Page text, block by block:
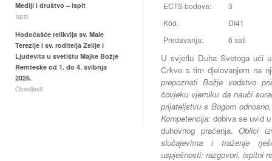
ECTS bodova:
3
Kôd:
DI41
Predavanja:
6 sati
U svjetlu Duha Svetoga ući
Crkve s tim djelovanjem na
prepoznati Božje vodstvo
čovjeku vjerniku da nauči
prijateljstvu s Bogom
Kompetencija:dobiva se uvid
duhovnog praćenja.Oblici
slučajevima i traženje
uspješnosti: razgovori, ispitni
Mediji i društvo – ispit
Ispiti
Hodočašće relikvija sv. Male
Terezije i sv. roditelja Zelije i
Ljudevita u svetištu Majke Božje
Remteske od 1. do 4. svibnja
2026.
Obavijesti